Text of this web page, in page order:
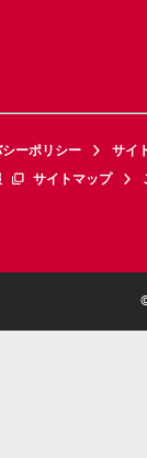
ーポリシー
サイ
サイトマップ